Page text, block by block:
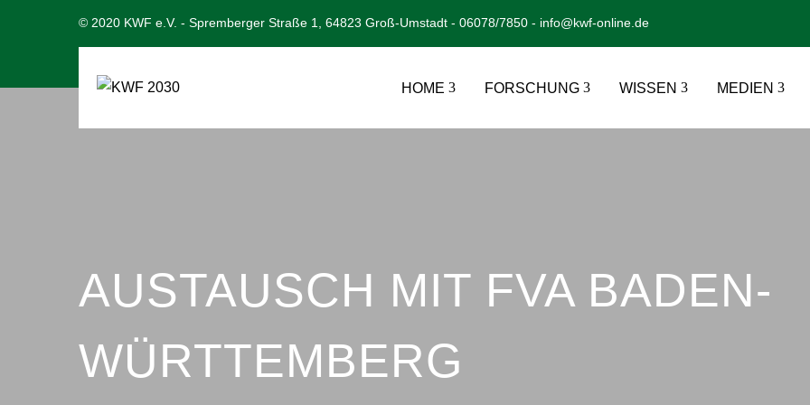
© 2020 KWF e.V. - Spremberger Straße 1, 64823 Groß-Umstadt - 06078/7850 - info@kwf-online.de
HOME FORSCHUNG WISSEN MEDIEN
AUSTAUSCH MIT FVA BADEN-
WÜRTTEMBERG